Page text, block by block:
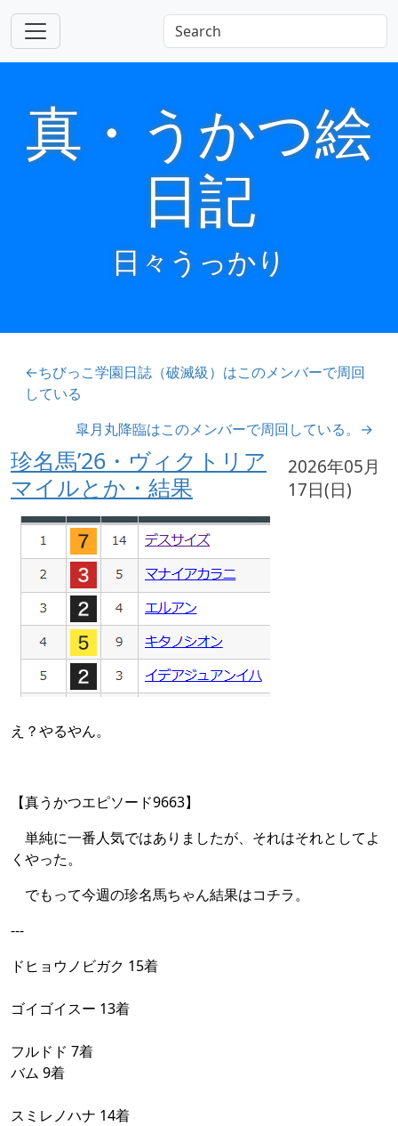
真・うかつ絵
日記
日々うっかり
←ちびっこ学園日誌（破滅級）はこのメンバーで周回
している
皐月丸降臨はこのメンバーで周回している。→
珍名馬’26・ヴィクトリア
マイルとか・結果
2026年05月
17日(日)
え？やるやん。
【真うかつエピソード9663】
単純に一番人気ではありましたが、それはそれとしてよ
くやった。
でもって今週の珍名馬ちゃん結果はコチラ。
---
ドヒョウノビガク 15着
ゴイゴイスー 13着
フルドド 7着
バム 9着
スミレノハナ 14着